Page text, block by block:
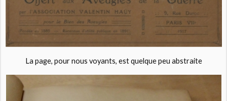
La page, pour nous voyants, est quelque peu abstraite